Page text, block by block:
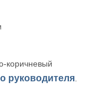
коричневый
руководителя.